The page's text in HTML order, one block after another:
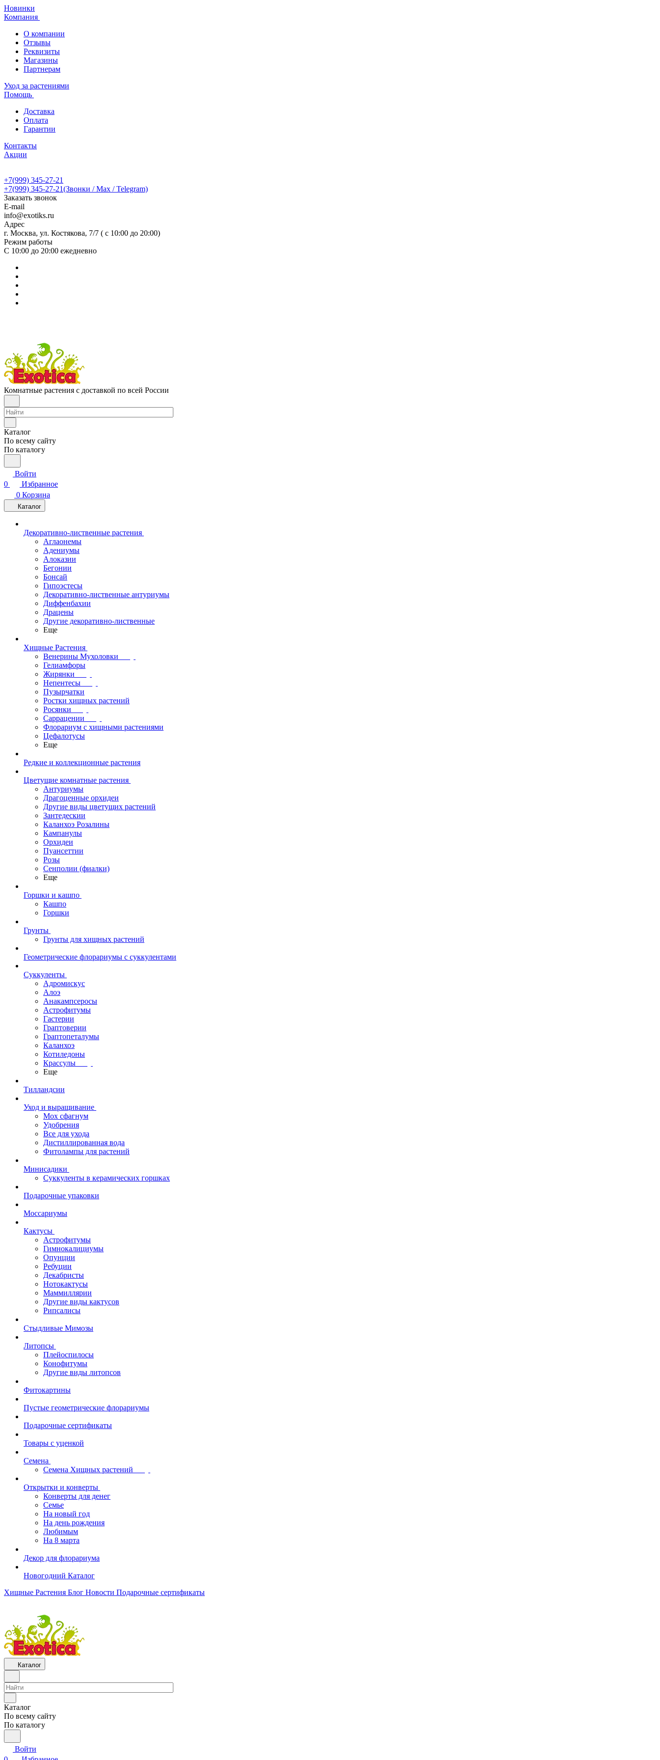
Новинки
Компания
О компании
Отзывы
Реквизиты
Магазины
Партнерам
Уход за растениями
Помощь
Доставка
Оплата
Гарантии
Контакты
Акции
+7(999) 345-27-21
+7(999) 345-27-21(Звонки / Max / Telegram)
Заказать звонок
E-mail
info@exotiks.ru
Адрес
г. Москва, ул. Костякова, 7/7 ( с 10:00 до 20:00)
Режим работы
С 10:00 до 20:00 ежедневно
Комнатные растения с доставкой по всей России
Каталог
По всему сайту
По каталогу
Войти
0
Избранное
0 Корзина
Каталог
Декоративно-лиственные растения
Аглаонемы
Адениумы
Алоказии
Бегонии
Бонсай
Гипоэстесы
Декоративно-лиственные антуриумы
Диффенбахии
Драцены
Другие декоративно-лиственные
Еще
Хищные Растения
Венерины Мухоловки
Гелиамфоры
Жирянки
Непентесы
Пузырчатки
Ростки хищных растений
Росянки
Саррацении
Флорариум с хищными растениями
Цефалотусы
Еще
Редкие и коллекционные растения
Цветущие комнатные растения
Антуриумы
Драгоценные орхидеи
Другие виды цветущих растений
Зантедескии
Каланхоэ Розалины
Кампанулы
Орхидеи
Пуансеттии
Розы
Сенполии (фиалки)
Еще
Горшки и кашпо
Кашпо
Горшки
Грунты
Грунты для хищных растений
Геометрические флорариумы с суккулентами
Суккуленты
Адромискус
Алоэ
Анакампсеросы
Астрофитумы
Гастерии
Граптоверии
Граптопеталумы
Каланхоэ
Котиледоны
Крассулы
Еще
Тилландсии
Уход и выращивание
Мох сфагнум
Удобрения
Все для ухода
Дистиллированная вода
Фитолампы для растений
Минисадики
Суккуленты в керамических горшках
Подарочные упаковки
Моссариумы
Кактусы
Астрофитумы
Гимнокалициумы
Опунции
Ребуции
Декабристы
Нотокактусы
Маммиллярии
Другие виды кактусов
Рипсалисы
Стыдливые Мимозы
Литопсы
Плейоспилосы
Конофитумы
Другие виды литопсов
Фитокартины
Пустые геометрические флорариумы
Подарочные сертификаты
Товары с уценкой
Семена
Семена Хищных растений
Открытки и конверты
Конверты для денег
Семье
На новый год
На день рождения
Любимым
На 8 марта
Декор для флорариума
Новогодний Каталог
Хищные Растения Блог Новости Подарочные сертификаты
Каталог
Каталог
По всему сайту
По каталогу
Войти